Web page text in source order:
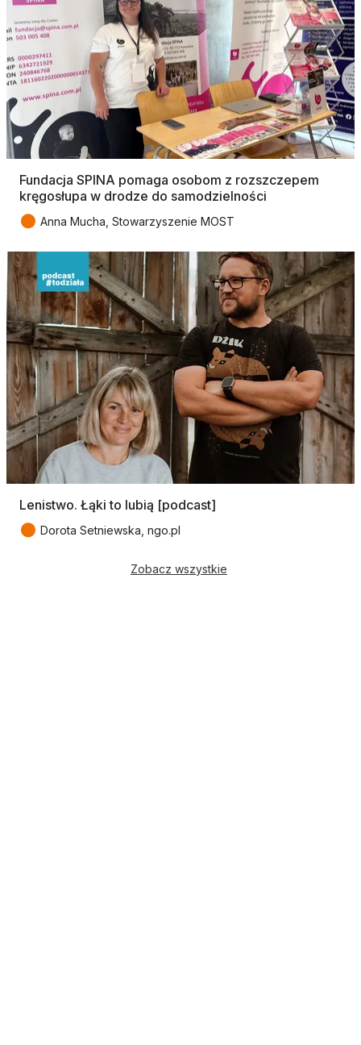
Fundacja SPINA pomaga osobom z rozszczepem
kręgosłupa w drodze do samodzielności
● Anna Mucha, Stowarzyszenie MOST
Lenistwo. Łąki to lubią [podcast]
● Dorota Setniewska, ngo.pl
Zobacz wszystkie